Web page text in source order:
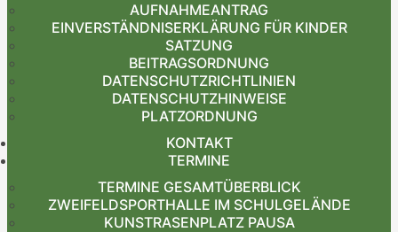
AUFNAHMEANTRAG
EINVERSTÄNDNISERKLÄRUNG FÜR KINDER
SATZUNG
BEITRAGSORDNUNG
DATENSCHUTZRICHTLINIEN
DATENSCHUTZHINWEISE
PLATZORDNUNG
KONTAKT
TERMINE
TERMINE GESAMTÜBERBLICK
ZWEIFELDSPORTHALLE IM SCHULGELÄNDE
KUNSTRASENPLATZ PAUSA